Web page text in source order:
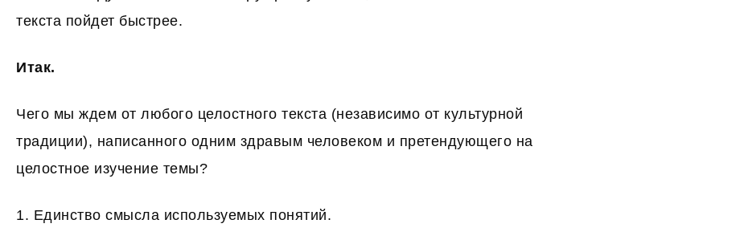
текста пойдет быстрее.
Итак.
Чего мы ждем от любого целостного текста (независимо от культурной
традиции), написанного одним здравым человеком и претендующего на
целостное изучение темы?
1. Единство смысла используемых понятий.